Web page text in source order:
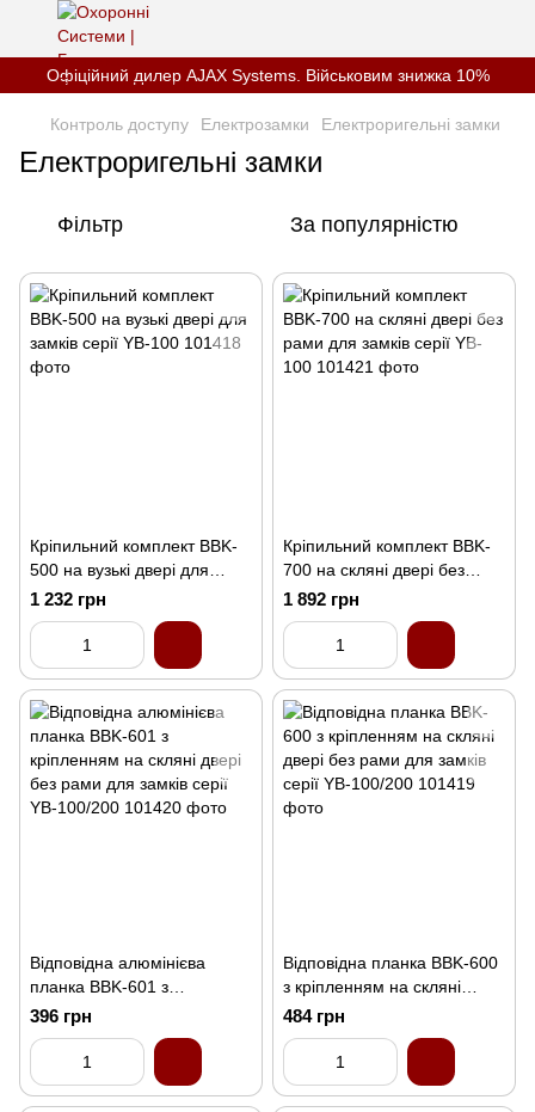
Офіційний дилер AJAX Systems. Військовим знижка 10%
Контроль доступу Електрозамки Електроригельні замки
Електроригельні замки
Фільтр За популярністю
Кріпильний комплект BBK-
500 на вузькі двері для
замків серії YB-100
1 232 грн
Кріпильний комплект BBK-
700 на скляні двері без
рами для замків серії YB-
100
1 892 грн
Відповідна алюмінієва
планка BBK-601 з
кріпленням на скляні двері
без рами для замків серії
YB-100/200
396 грн
Відповідна планка BBK-600
з кріпленням на скляні
двері без рами для замків
серії YB-100/200
484 грн